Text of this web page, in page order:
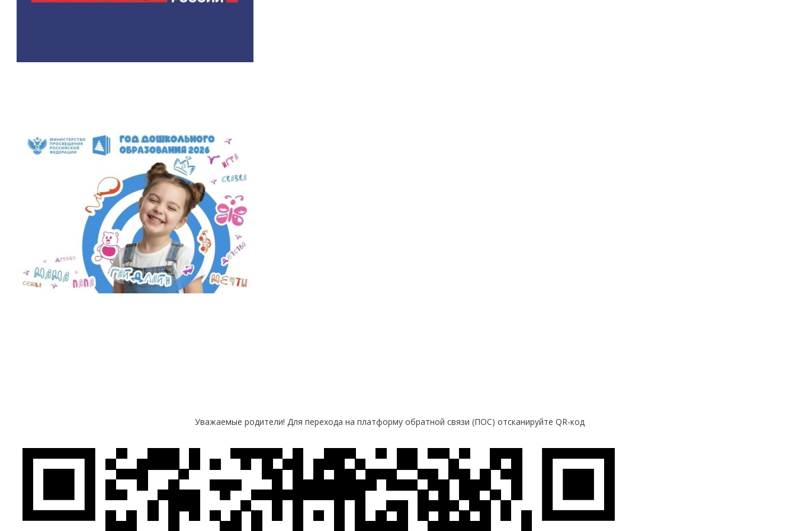
Уважаемые родители! Для перехода на платформу обратной связи (ПОС) отсканируйте QR-код